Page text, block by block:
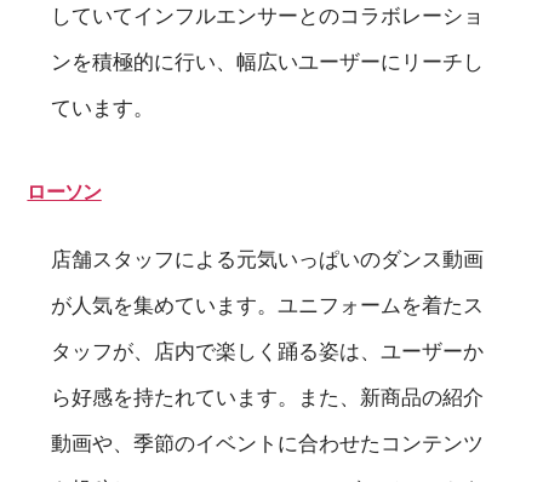
していてインフルエンサーとのコラボレーショ
ンを積極的に行い、幅広いユーザーにリーチし
ています。
ローソン
店舗スタッフによる元気いっぱいのダンス動画
が人気を集めています。ユニフォームを着たス
タッフが、店内で楽しく踊る姿は、ユーザーか
ら好感を持たれています。また、新商品の紹介
動画や、季節のイベントに合わせたコンテンツ